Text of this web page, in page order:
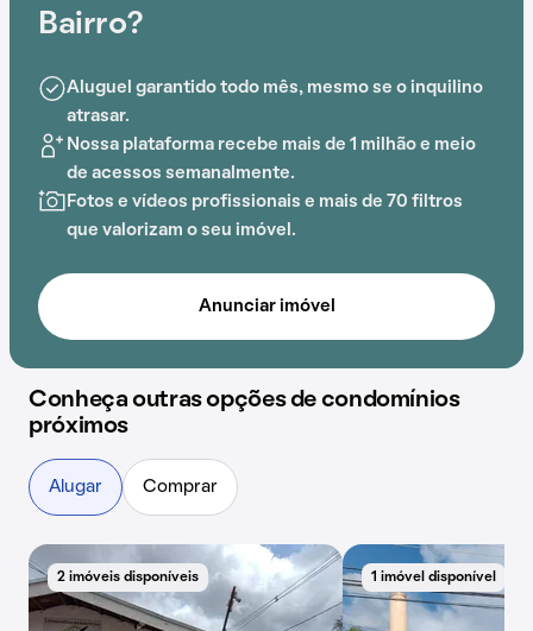
Bairro?
Aluguel garantido todo mês, mesmo se o inquilino
atrasar.
Nossa plataforma recebe mais de 1 milhão e meio
de acessos semanalmente.
Fotos e vídeos profissionais e mais de 70 filtros
que valorizam o seu imóvel.
Anunciar imóvel
Conheça outras opções de condomínios
próximos
Alugar Comprar
2 imóveis disponíveis 1 imóvel disponível